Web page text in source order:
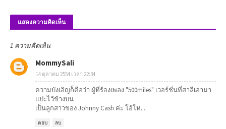
แสดงความคิดเห็น
1 ความคิดเห็น
MommySali
14 ตุลาคม 2554 เวลา 22:34
ความบังเอิญก็คือว่า ผู้ที่ร้องเพลง "500miles" เวอร์ชั่นที่สาลี่เอามา
แปะไว้ข้างบน
เป็นลูกสาวของ Johnny Cash ค่ะ โอ้โห....
ตอบ ลบ